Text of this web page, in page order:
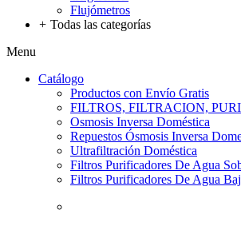
Flujómetros
+ Todas las categorías
Menu
Catálogo
Productos con Envío Gratis
FILTROS, FILTRACION,
Osmosis Inversa Doméstica
Repuestos Ósmosis Inversa
Ultrafiltración Doméstica
Filtros Purificadores De Agua
Filtros Purificadores De Agua